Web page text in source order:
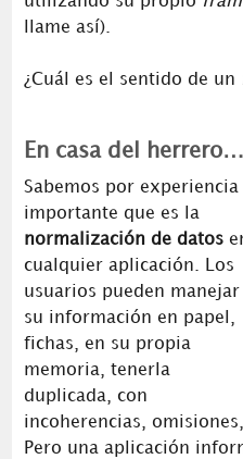
llame así).
¿Cuál es el sentido de un
En casa del herrero…
Sabemos por experiencia
importante que es la
normalización de datos
cualquier aplicación. Los
usuarios pueden manejar
su información en papel,
fichas, en su propia
memoria, tenerla
duplicada, con
incoherencias,
Pero una aplicación